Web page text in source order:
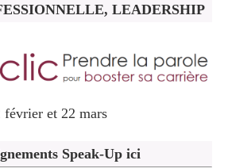
LEADERSHIP
février et 22 mars
Speak-Up ici